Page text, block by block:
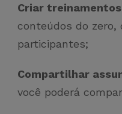
Criar
conteúdos do zero,
participantes;
Compartilhar
você poderá